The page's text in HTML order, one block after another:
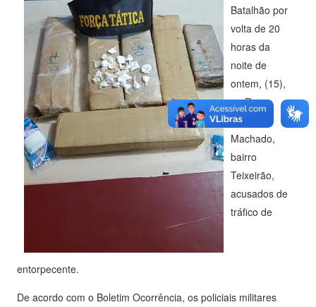
Batalhão por
volta de 20
horas da
noite de
ontem, (15),
na Rua
Pinheiro
Machado,
bairro
Teixeirão,
acusados de
tráfico de
entorpecente.
De acordo com o Boletim Ocorrência, os policiais militares